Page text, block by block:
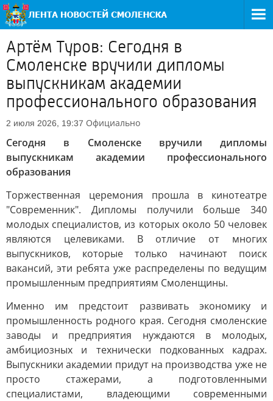
Артём Туров: Сегодня в
Смоленске вручили дипломы
выпускникам академии
профессионального образования
2 июля 2026, 19:37 Официально
Сегодня в Смоленске вручили дипломы
выпускникам академии профессионального
образования
Торжественная церемония прошла в кинотеатре
"Современник". Дипломы получили больше 340
молодых специалистов, из которых около 50 человек
являются целевиками. В отличие от многих
выпускников, которые только начинают поиск
вакансий, эти ребята уже распределены по ведущим
промышленным предприятиям Смоленщины.
Именно им предстоит развивать экономику и
промышленность родного края. Сегодня смоленские
заводы и предприятия нуждаются в молодых,
амбициозных и технически подкованных кадрах.
Выпускники академии придут на производства уже не
просто стажерами, а подготовленными
специалистами, владеющими современными